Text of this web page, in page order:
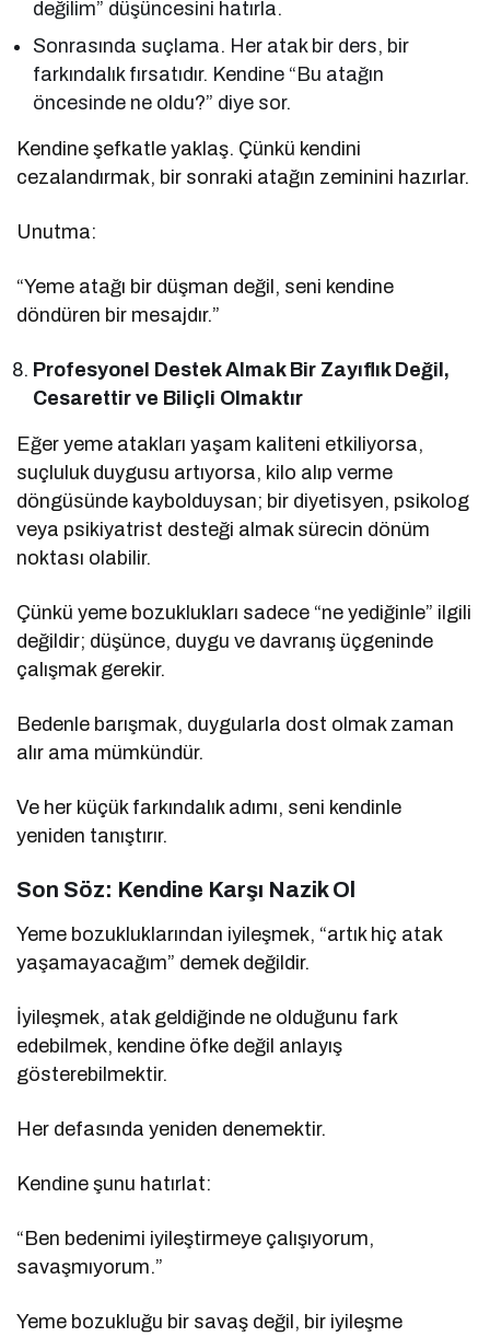
değilim” düşüncesini hatırla.
Sonrasında suçlama. Her atak bir ders, bir
farkındalık fırsatıdır. Kendine “Bu atağın
öncesinde ne oldu?” diye sor.
Kendine şefkatle yaklaş. Çünkü kendini
cezalandırmak, bir sonraki atağın zeminini hazırlar.
Unutma:
“Yeme atağı bir düşman değil, seni kendine
döndüren bir mesajdır.”
Profesyonel Destek Almak Bir Zayıflık Değil,
Cesarettir ve Biliçli Olmaktır
Eğer yeme atakları yaşam kaliteni etkiliyorsa,
suçluluk duygusu artıyorsa, kilo alıp verme
döngüsünde kaybolduysan; bir diyetisyen, psikolog
veya psikiyatrist desteği almak sürecin dönüm
noktası olabilir.
Çünkü yeme bozuklukları sadece “ne yediğinle” ilgili
değildir; düşünce, duygu ve davranış üçgeninde
çalışmak gerekir.
Bedenle barışmak, duygularla dost olmak zaman
alır ama mümkündür.
Ve her küçük farkındalık adımı, seni kendinle
yeniden tanıştırır.
Son Söz: Kendine Karşı Nazik Ol
Yeme bozukluklarından iyileşmek, “artık hiç atak
yaşamayacağım” demek değildir.
İyileşmek, atak geldiğinde ne olduğunu fark
edebilmek, kendine öfke değil anlayış
gösterebilmektir.
Her defasında yeniden denemektir.
Kendine şunu hatırlat:
“Ben bedenimi iyileştirmeye çalışıyorum,
savaşmıyorum.”
Yeme bozukluğu bir savaş değil, bir iyileşme